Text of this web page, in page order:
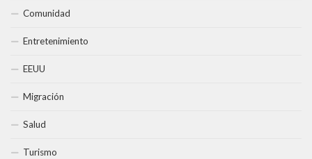
Comunidad
Entretenimiento
EEUU
Migración
Salud
Turismo